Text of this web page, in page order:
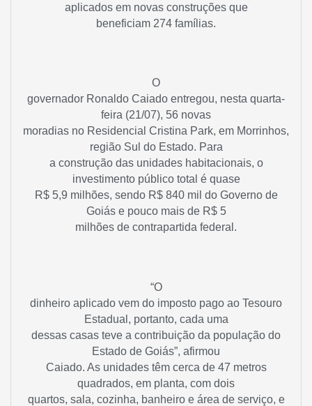
aplicados em novas construções que
beneficiam 274 famílias.
O
governador Ronaldo Caiado entregou, nesta quarta-
feira (21/07), 56 novas
moradias no Residencial Cristina Park, em Morrinhos,
região Sul do Estado. Para
a construção das unidades habitacionais, o
investimento público total é quase
R$ 5,9 milhões, sendo R$ 840 mil do Governo de
Goiás e pouco mais de R$ 5
milhões de contrapartida federal.
“O
dinheiro aplicado vem do imposto pago ao Tesouro
Estadual, portanto, cada uma
dessas casas teve a contribuição da população do
Estado de Goiás”, afirmou
Caiado. As unidades têm cerca de 47 metros
quadrados, em planta, com dois
quartos, sala, cozinha, banheiro e área de serviço, e